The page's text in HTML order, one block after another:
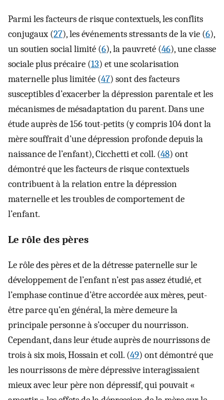
Parmi les facteurs de risque contextuels, les conflits
conjugaux (27), les événements stressants de la vie (6),
un soutien social limité (6), la pauvreté (46), une classe
sociale plus précaire (13) et une scolarisation
maternelle plus limitée (47) sont des facteurs
susceptibles d’exacerber la dépression parentale et les
mécanismes de mésadaptation du parent. Dans une
étude auprès de 156 tout-petits (y compris 104 dont la
mère souffrait d’une dépression profonde depuis la
naissance de l’enfant), Cicchetti et coll. (48) ont
démontré que les facteurs de risque contextuels
contribuent à la relation entre la dépression
maternelle et les troubles de comportement de
l’enfant.
Le rôle des pères
Le rôle des pères et de la détresse paternelle sur le
développement de l’enfant n’est pas assez étudié, et
l’emphase continue d’être accordée aux mères, peut-
être parce qu’en général, la mère demeure la
principale personne à s’occuper du nourrisson.
Cependant, dans leur étude auprès de nourrissons de
trois à six mois, Hossain et coll. (49) ont démontré que
les nourrissons de mère dépressive interagissaient
mieux avec leur père non dépressif, qui pouvait «